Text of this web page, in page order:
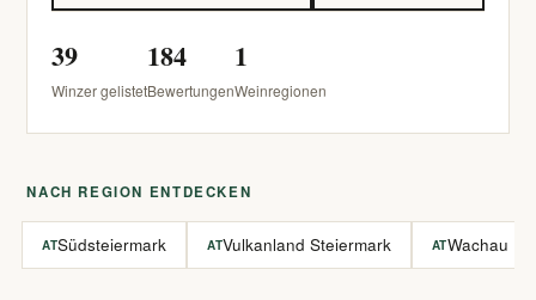
39
Winzer gelistet
184
Bewertungen
1
Weinregionen
NACH REGION ENTDECKEN
ATSüdsteiermark ATVulkanland Steiermark ATWachau